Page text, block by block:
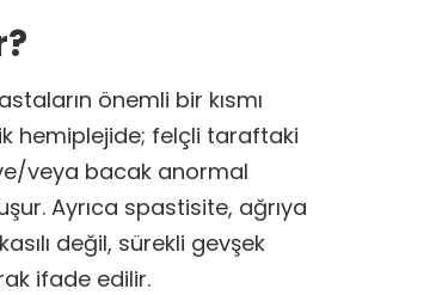
önemli bir kısmı
hemiplejide; felçli taraftaki
ve/veya bacak anormal
Ayrıca spastisite, ağrıya
değil, sürekli gevşek
ifade edilir.